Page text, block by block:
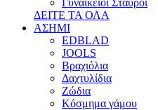
Γυναικείοι Σταυροί
ΔΕΙΤΕ ΤΑ ΟΛΑ
ΑΣΗΜΙ
EDBLAD
JOOLS
Βραχιόλια
Δαχτυλίδια
Ζώδια
Κόσμημα γάμου